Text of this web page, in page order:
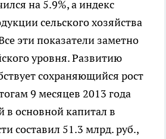
на 5.9%, а индекс
сельского хозяйства
эти показатели заметно
уровня. Развитию
сохраняющийся рост
9 месяцев 2013 года
в основной капитал в
составил 51.3 млрд. руб.,